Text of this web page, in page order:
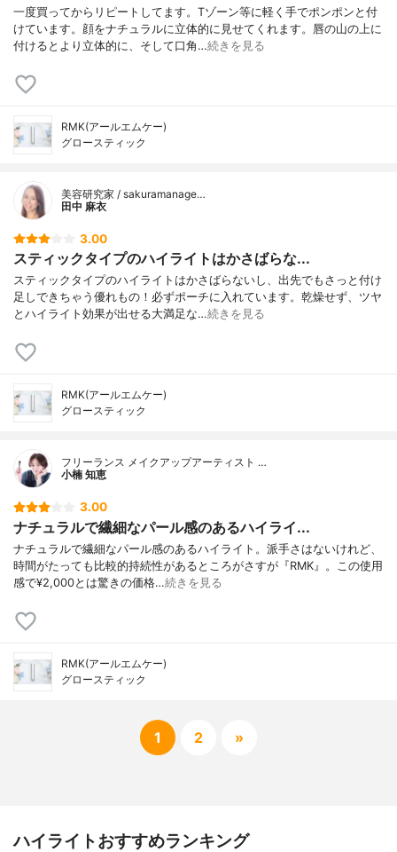
一度買ってからリピートしてます。Tゾーン等に軽く手でポンポンと付
けています。顔をナチュラルに立体的に見せてくれます。唇の山の上に
付けるとより立体的に、そして口角…続きを見る
RMK(アールエムケー)
グロースティック
美容研究家 / sakuramanage…
田中 麻衣
3.00
スティックタイプのハイライトはかさばらな...
スティックタイプのハイライトはかさばらないし、出先でもさっと付け
足しできちゃう優れもの！必ずポーチに入れています。乾燥せず、ツヤ
とハイライト効果が出せる大満足な…続きを見る
RMK(アールエムケー)
グロースティック
フリーランス メイクアップアーティスト …
小楠 知恵
3.00
ナチュラルで繊細なパール感のあるハイライ...
ナチュラルで繊細なパール感のあるハイライト。派手さはないけれど、
時間がたっても比較的持続性があるところがさすが『RMK』。この使用
感で¥2,000とは驚きの価格…続きを見る
RMK(アールエムケー)
グロースティック
1 2 »
ハイライトおすすめランキング